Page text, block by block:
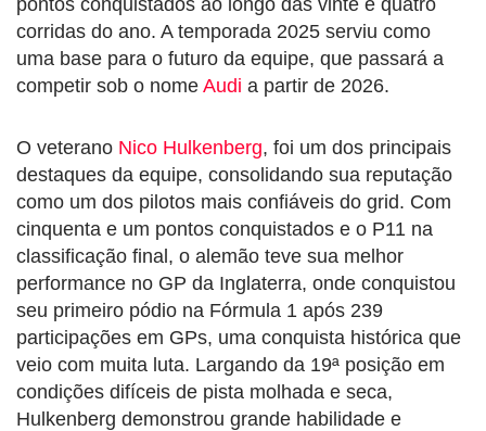
corridas do ano. A temporada 2025 serviu como
uma base para o futuro da equipe, que passará a
competir sob o nome Audi a partir de 2026.
O veterano Nico Hulkenberg, foi um dos principais
destaques da equipe, consolidando sua reputação
como um dos pilotos mais confiáveis do grid. Com
cinquenta e um pontos conquistados e o P11 na
classificação final, o alemão teve sua melhor
performance no GP da Inglaterra, onde conquistou
seu primeiro pódio na Fórmula 1 após 239
participações em GPs, uma conquista histórica que
veio com muita luta. Largando da 19ª posição em
condições difíceis de pista molhada e seca,
Hulkenberg demonstrou grande habilidade e